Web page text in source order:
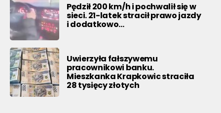
Pędził 200 km/h i pochwalił się w
sieci. 21-latek stracił prawo jazdy
i dodatkowo…
Uwierzyła fałszywemu
pracownikowi banku.
Mieszkanka Krapkowic straciła
28 tysięcy złotych